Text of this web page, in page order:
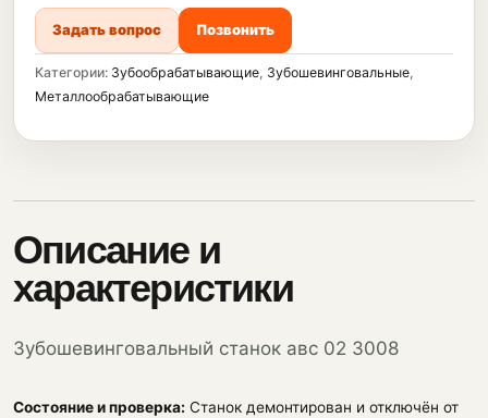
Задать вопрос Позвонить
Категории: Зубообрабатывающие, Зубошевинговальные,
Металлообрабатывающие
Описание и
характеристики
Зубошевинговальный станок авс 02 3008
Состояние и проверка: Станок демонтирован и отключён от